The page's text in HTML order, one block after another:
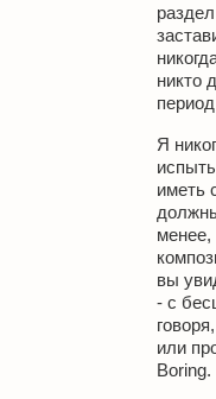
никто
Я
иметь
менее,
вы
- с
или
Boring.